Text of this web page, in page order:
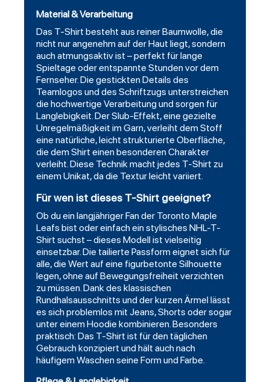
Material & Verarbeitung
Das T-Shirt besteht aus reiner Baumwolle, die
nicht nur angenehm auf der Haut liegt, sondern
auch atmungsaktiv ist – perfekt für lange
Spieltage oder entspannte Stunden vor dem
Fernseher. Die gestickten Details des
Teamlogos und des Schriftzugs unterstreichen
die hochwertige Verarbeitung und sorgen für
Langlebigkeit. Der Slub-Effekt, eine gezielte
Unregelmäßigkeit im Garn, verleiht dem Stoff
eine natürliche, leicht strukturierte Oberfläche,
die dem Shirt einen besonderen Charakter
verleiht. Diese Technik macht jedes T-Shirt zu
einem Unikat, da die Textur leicht variiert.
Für wen ist dieses T-Shirt geeignet?
Ob du ein langjähriger Fan der Toronto Maple
Leafs bist oder einfach ein stylisches NHL-T-
Shirt suchst – dieses Modell ist vielseitig
einsetzbar. Die tailierte Passform eignet sich für
alle, die Wert auf eine figurbetonte Silhouette
legen, ohne auf Bewegungsfreiheit verzichten
zu müssen. Dank des klassischen
Rundhalsausschnitts und der kurzen Ärmel lässt
es sich problemlos mit Jeans, Shorts oder sogar
unter einem Hoodie kombinieren. Besonders
praktisch: Das T-Shirt ist für den täglichen
Gebrauch konzipiert und hält auch nach
häufigem Waschen seine Form und Farbe.